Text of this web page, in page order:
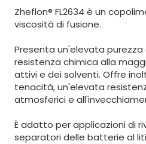
Zheflon® FL2634 è un
viscosità di fusione.
Presenta un'elevata
resistenza chimica alla
attivi e dei solventi. Offre
tenacità, un'elevata
atmosferici e
È adatto per applicazioni di
separatori delle batterie al